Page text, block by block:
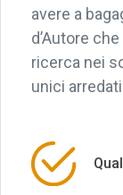
avere a
d’Autore
ricerca nei
unici